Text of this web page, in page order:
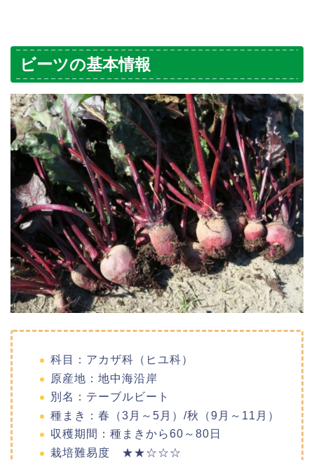
ビーツの基本情報
科目：アカザ科（ヒユ科）
原産地：地中海沿岸
別名：テーブルビート
種まき：春（3月～5月）/秋（9月～11月）
収穫期間：種まきから60～80日
栽培難易度 ★★☆☆☆